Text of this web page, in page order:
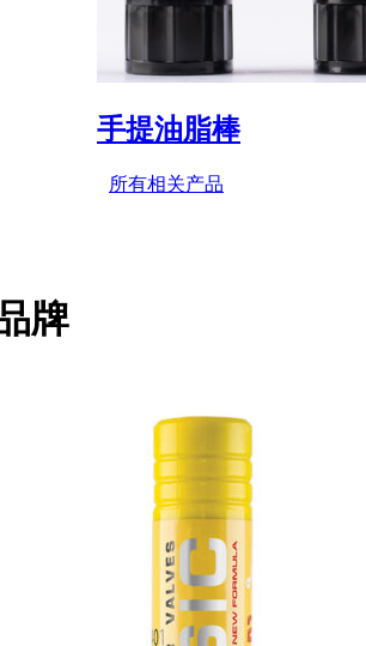
手提油脂棒
所有相关产品
牌